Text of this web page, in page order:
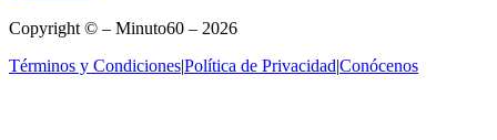
Copyright © – Minuto60 – 2026
Términos y Condiciones|Política de Privacidad|Conócenos